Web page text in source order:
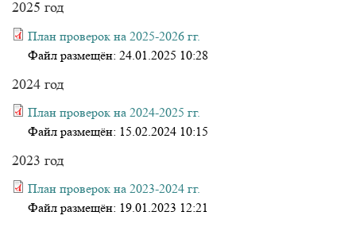
2025 год
План проверок на 2025-2026 гг.
Файл размещён: 24.01.2025 10:28
2024 год
План проверок на 2024-2025 гг.
Файл размещён: 15.02.2024 10:15
2023 год
План проверок на 2023-2024 гг.
Файл размещён: 19.01.2023 12:21